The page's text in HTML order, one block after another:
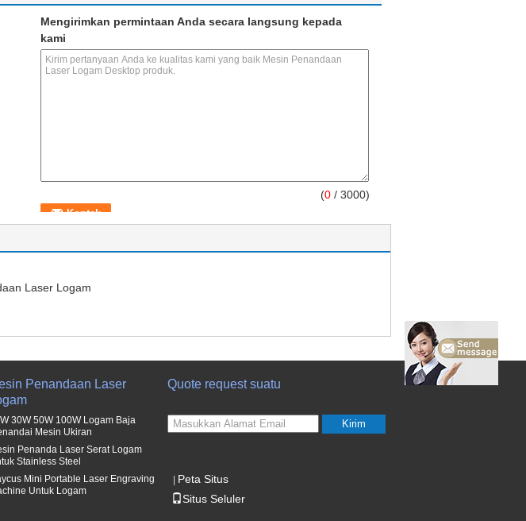
Mengirimkan permintaan Anda secara langsung kepada
kami
(0 / 3000)
Laser Logam
Penandaan Laser
30W 50W 100W Logam Baja
Mesin Ukiran
Penanda Laser Serat Logam
Stainless Steel
Mini Portable Laser Engraving
Untuk Logam
Quote request suatu
Kirim
| Peta Situs
Situs Seluler